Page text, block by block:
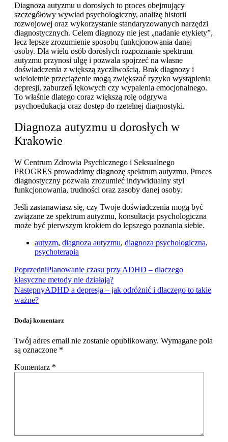
Diagnoza autyzmu u dorosłych to proces obejmujący
szczegółowy wywiad psychologiczny, analizę historii
rozwojowej oraz wykorzystanie standaryzowanych narzędzi
diagnostycznych. Celem diagnozy nie jest „nadanie etykiety”,
lecz lepsze zrozumienie sposobu funkcjonowania danej
osoby. Dla wielu osób dorosłych rozpoznanie spektrum
autyzmu przynosi ulgę i pozwala spojrzeć na własne
doświadczenia z większą życzliwością. Brak diagnozy i
wieloletnie przeciążenie mogą zwiększać ryzyko wystąpienia
depresji, zaburzeń lękowych czy wypalenia emocjonalnego.
To właśnie dlatego coraz większą rolę odgrywa
psychoedukacja oraz dostęp do rzetelnej diagnostyki.
Diagnoza autyzmu u dorosłych w
Krakowie
W Centrum Zdrowia Psychicznego i Seksualnego
PROGRES prowadzimy diagnozę spektrum autyzmu. Proces
diagnostyczny pozwala zrozumieć indywidualny styl
funkcjonowania, trudności oraz zasoby danej osoby.
Jeśli zastanawiasz się, czy Twoje doświadczenia mogą być
związane ze spektrum autyzmu, konsultacja psychologiczna
może być pierwszym krokiem do lepszego poznania siebie.
autyzm, diagnoza autyzmu, diagnoza psychologiczna,
psychoterapia
PoprzedniPlanowanie czasu przy ADHD – dlaczego
klasyczne metody nie działają?
NastępnyADHD a depresja – jak odróżnić i dlaczego to takie
ważne?
Dodaj komentarz
Twój adres email nie zostanie opublikowany. Wymagane pola
są oznaczone *
Komentarz *